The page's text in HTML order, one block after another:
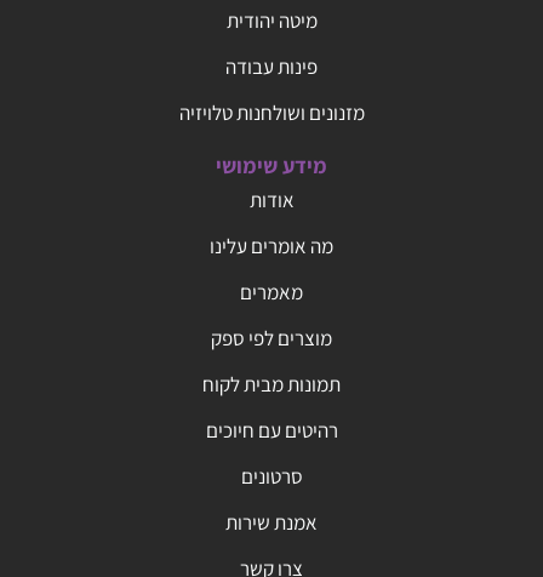
מיטה יהודית
פינות עבודה
מזנונים ושולחנות טלויזיה
מידע שימושי
אודות
מה אומרים עלינו
מאמרים
מוצרים לפי ספק
תמונות מבית לקוח
רהיטים עם חיוכים
סרטונים
אמנת שירות
צרו קשר